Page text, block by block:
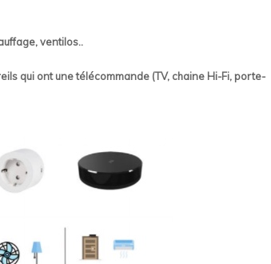
ventilos..
qui ont une télécommande (TV, chaine Hi-Fi, porte-